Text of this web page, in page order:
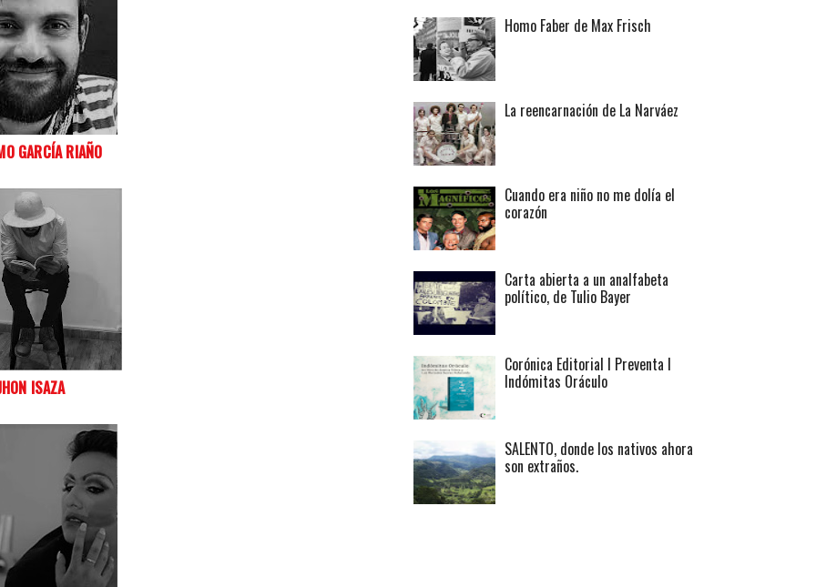
GARCÍA RIAÑO
ISAZA
Homo Faber de Max Frisch
La reencarnación de La Narváez
Cuando era niño no me dolía el
corazón
Carta abierta a un analfabeta
político, de Tulio Bayer
Corónica Editorial I Preventa I
Indómitas Oráculo
SALENTO, donde los nativos ahora
son extraños.